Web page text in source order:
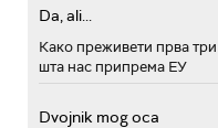
Da, ali...
Како преживети прва
шта нас припрема ЕУ
Dvojnik mog oca